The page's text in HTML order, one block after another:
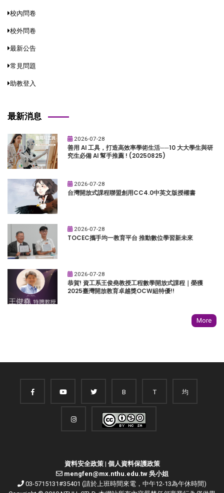
校內問卷
校外問卷
最新公告
常見問題
助教登入
最新消息
2026-07-28
善用 AI 工具，打造高效率學術生活──10 大大學生與研
究生必備 AI 幫手推薦 ! (20250825)
2026-07-28
台灣開放式課程聯盟創用CC4.0中英文版授權書
2026-07-28
TOCEC攜手均一教育平台 推動數位學習新未來
2026-07-28
恭賀! 資工系王俊堯教授工程數學開放式課程｜榮獲
2025臺灣開放教育卓越獎OCW組特優!!
More
B T 均
資料安全政策| 個人資料保護政策
mengfen@mx.nthu.edu.tw 吳小姐
03-5715131#35401 (請於上班時間來電，中午12-13為午休時間)